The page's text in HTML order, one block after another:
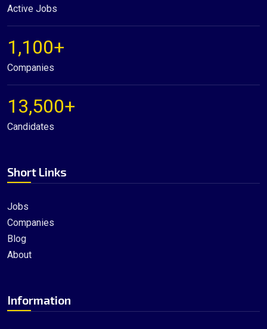
Short Links
Jobs
Companies
Blog
About
Information
Active Jobs
1,100+
Companies
13,500+
Candidates